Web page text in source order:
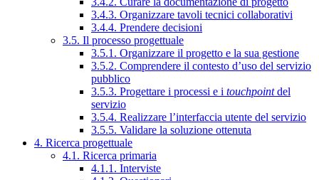
3.4.3. Organizzare tavoli tecnici collaborativi
3.4.4. Prendere decisioni
3.5. Il processo progettuale
3.5.1. Organizzare il progetto e la sua gestione
3.5.2. Comprendere il contesto d’uso del servizio
pubblico
3.5.3. Progettare i processi e i touchpointdel
servizio
3.5.4. Realizzare l’interfaccia utente del servizio
3.5.5. Validare la soluzione ottenuta
4. Ricerca progettuale
4.1. Ricerca primaria
4.1.1. Interviste